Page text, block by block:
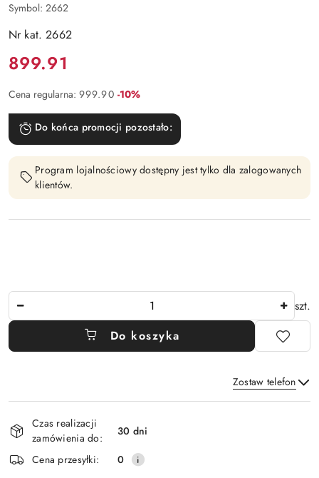
Symbol: 2662
Nr kat. 2662
Cena:
899.91
Cena regularna: 999.90 Rabat:
-10%
Do końca promocji pozostało:
Program lojalnościowy dostępny jest tylko dla zalogowanych
klientów.
szt.
Do koszyka
Zostaw telefon
i
dostawa
Czas realizacji
zamówienia do:
30 dni
Cena przesyłki:
0